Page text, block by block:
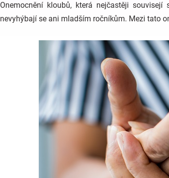
Onemocnění kloubů, která nejčastěji
nevyhýbají se ani mladším ročníkům. Mezi tato